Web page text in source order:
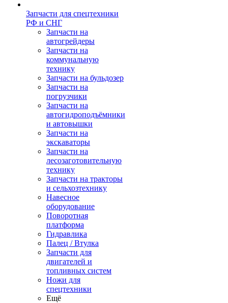
Запчасти для спецтехники
РФ и СНГ
Запчасти на
автогрейдеры
Запчасти на
коммунальную
технику
Запчасти на бульдозер
Запчасти на
погрузчики
Запчасти на
автогидроподъёмники
и автовышки
Запчасти на
экскаваторы
Запчасти на
лесозаготовительную
технику
Запчасти на тракторы
и сельхозтехнику
Навесное
оборудование
Поворотная
платформа
Гидравлика
Палец / Втулка
Запчасти для
двигателей и
топливных систем
Ножи для
спецтехники
Ещё